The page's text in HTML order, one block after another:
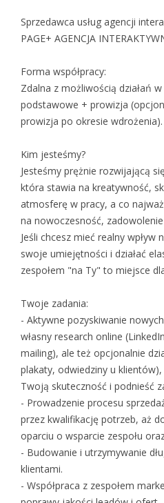
Sprzedawca usług agencji
PAGE+ AGENCJA
Forma współpracy:
Zdalna z możliwością działań
podstawowe + prowizja
prowizja po okresie wdrożenia).
Kim jesteśmy?
Jesteśmy prężnie rozwijającą
która stawia na kreatywność,
atmosferę w pracy, a co
na nowoczesność,
Jeśli chcesz mieć realny
swoje umiejętności i działać
zespołem "na Ty" to miejsce
Twoje zadania:
- Aktywne pozyskiwanie
własny research online
mailing), ale też opcjonalnie
plakaty, odwiedziny u
Twoją skuteczność i podnieść
- Prowadzenie procesu
przez kwalifikację potrzeb, aż
oparciu o wsparcie zespołu
- Budowanie i utrzymywanie
klientami.
- Współpraca z zespołem